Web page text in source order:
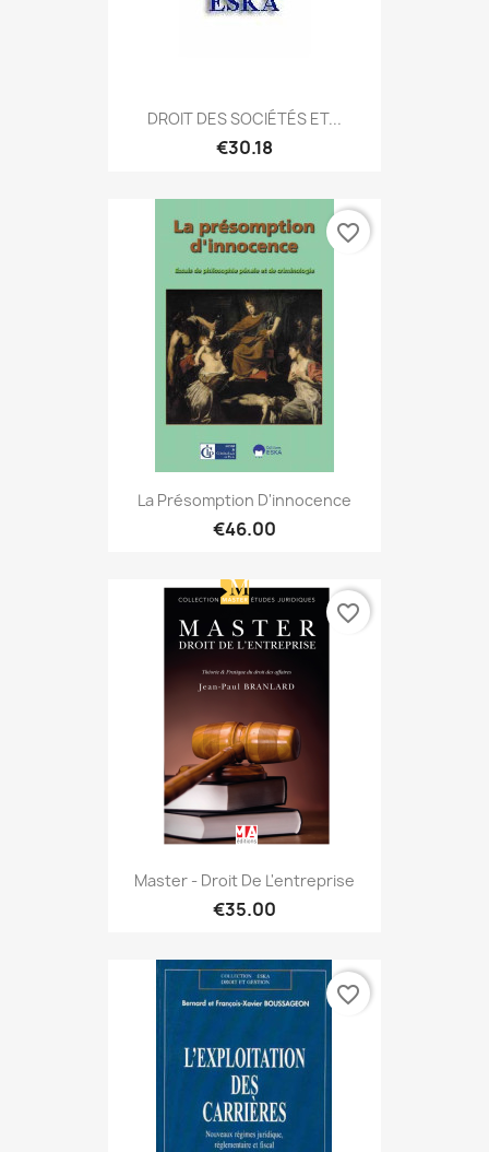
DROIT DES SOCIÉTÉS ET...
€30.18
La Présomption D'innocence
€46.00
favorite_border
Master - Droit De L'entreprise
€35.00
favorite_border
favorite_border